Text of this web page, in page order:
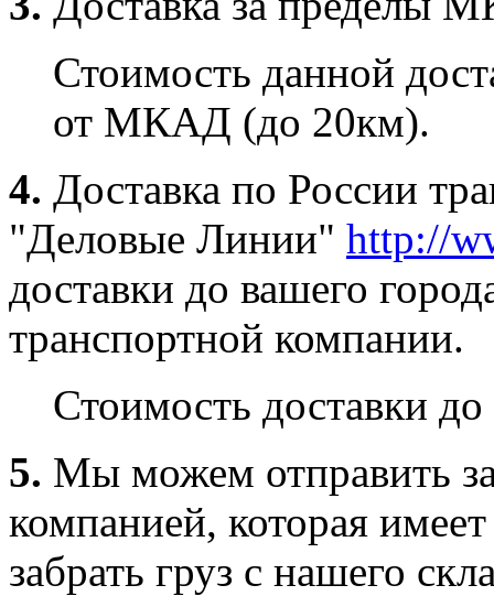
Стоимость данной
от МКАД (до 20км).
4. Доставка по России
"Деловые Линии" http://
доставки до вашего
транспортной компании.
Стоимость доставки
5. Мы можем отправить
компанией, которая
забрать груз с нашего